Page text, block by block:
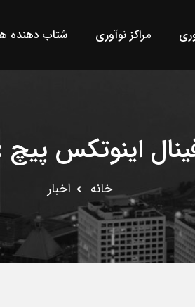
مراکز نوآوری شتاب دهنده
اینوتکس پیچ
خانه اخبار